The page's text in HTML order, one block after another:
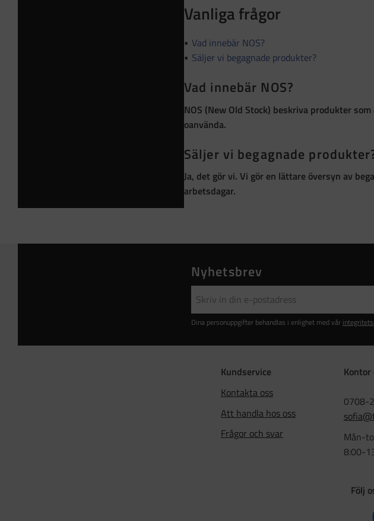
Vanliga frågor
Vad innebär NOS?
Säljer vi begagnade produkter?
Vad innebär NOS?
NOS (New Old Stock) beskriva produkter som
oanvända.
Säljer vi begagnade
Ja, det gör vi. Vi gör en lättare översyn av
arbetsdagar.
Nyhetsbrev
Dina personuppgifter behandlas i enlighet med vår
Kundservice
Kontakta oss
Att handla hos oss
Frågor och svar
Kontor
0708-
Mån-
8:00-
Följ